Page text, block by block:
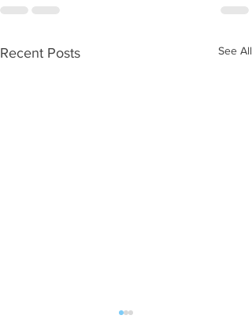
Recent Posts See All